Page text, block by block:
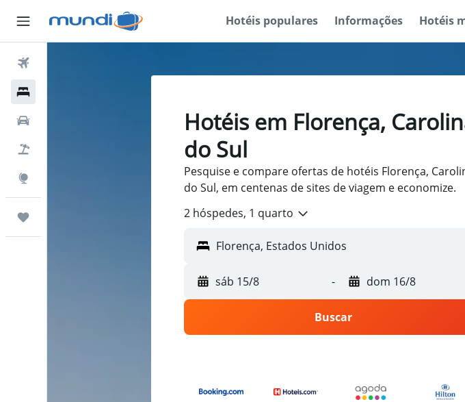
Hotéis populares Informações Hotéis
Hotéis em Florença,
do Sul
Pesquise e compare ofertas de hotéis Florença,
do Sul, em centenas de sites de viagem e economize.
2 hóspedes, 1 quarto
sáb 15/8 - dom 16/8
Buscar